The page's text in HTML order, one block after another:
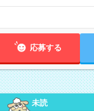
応募する
未読